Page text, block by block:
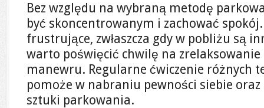
Bez względu na wybraną metodę
być skoncentrowanym i zachować
frustrujące, zwłaszcza gdy w pobliżu są
warto poświęcić chwilę na zrelaksowanie
manewru. Regularne ćwiczenie różnych
pomoże w nabraniu pewności siebie
sztuki parkowania.